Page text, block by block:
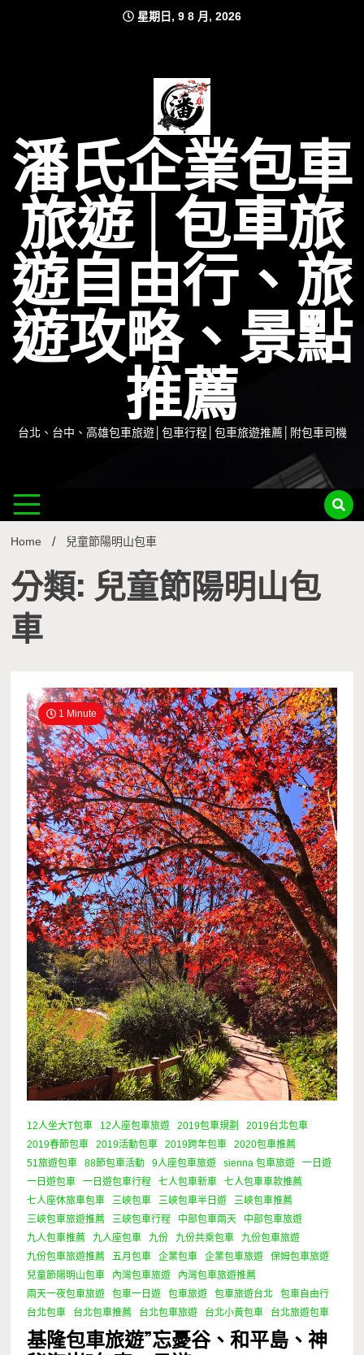
星期日, 9 8 月, 2026
潘氏企業包車
旅遊│包車旅
遊自由行、旅
遊攻略、景點
推薦
台北、台中、高雄包車旅遊│包車行程│包車旅遊推薦│附包車司機
Home 兒童節陽明山包車
分類: 兒童節陽明山包
車
1 Minute
12人坐大T包車 12人座包車旅遊 2019包車規劃
2019台北包車
2019春節包車
2019活動包車 2019跨年包車
2020包車推薦
51旅遊包車
88節包車活動 9人座包車旅遊 sienna 包車旅遊
一日遊
一日遊包車
一日遊包車行程 七人包車新車
七人包車車款推薦
七人座休旅車包車
三峽包車 三峽包車半日遊
三峽包車推薦
三峽包車旅遊推薦
三峽包車行程 中部包車兩天
中部包車旅遊
九人包車推薦
九人座包車 九份 九份共乘包車
九份包車旅遊
九份包車旅遊推薦
五月包車 企業包車 企業包車旅遊
保姆包車旅遊
兒童節陽明山包車
內灣包車旅遊
內灣包車旅遊推薦
兩天一夜包車旅遊
包車一日遊 包車旅遊 包車旅遊台北
包車自由行
台北包車
台北包車推薦 台北包車旅遊 台北小黃包車 台北旅遊包車
基隆包車旅遊”忘憂谷、和平島、神